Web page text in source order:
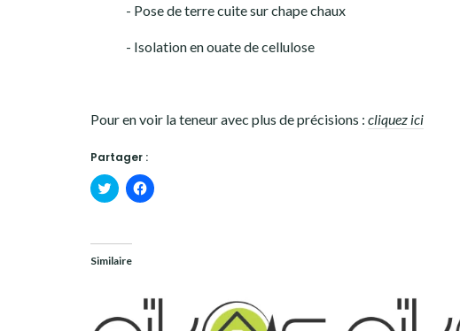
- Pose de terre cuite sur chape chaux
- Isolation en ouate de cellulose
Pour en voir la teneur avec plus de précisions : cliquez ici
Partager :
Cliquez
pour
dans
une
nouvelle
Cliquez
pour
Similaire